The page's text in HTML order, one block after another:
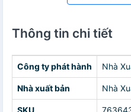
Thông tin chi tiết
Công ty phát hành Nhà
Nhà xuất bản Nhà
SKU